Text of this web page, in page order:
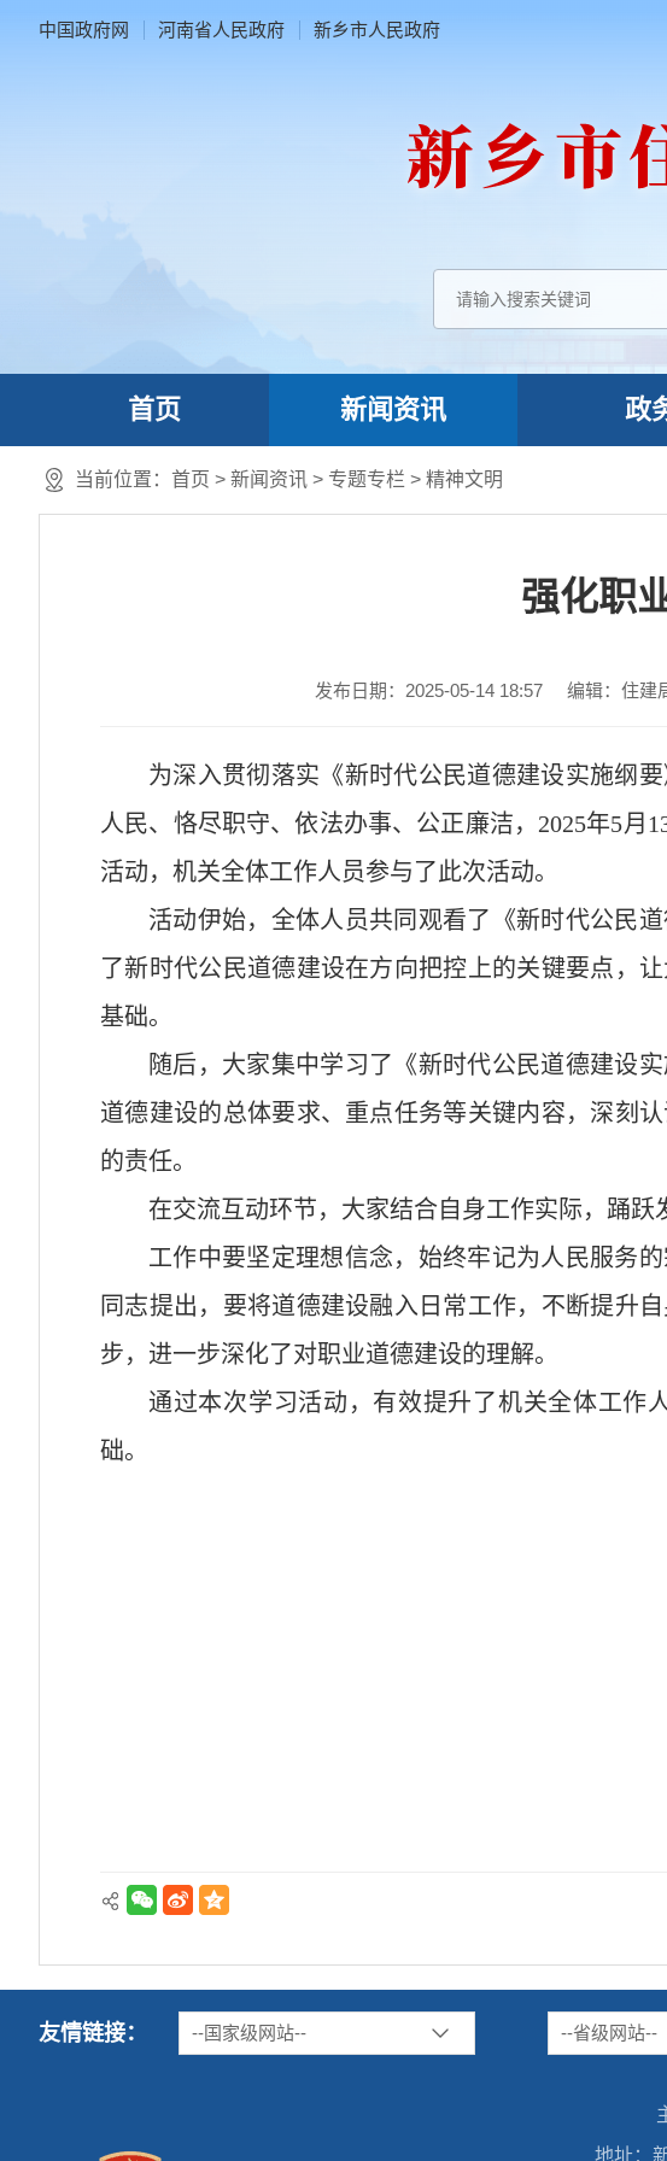
中国政府网 河南省人民政府 新乡市人民政府
首页 新闻资讯 政
当前位置： 首页 > 新闻资讯 > 专题专栏 > 精神文明
强化职
发布日期：2025-05-14 18:57 编辑：住建
为深入贯彻落实《新时代公民道德建设实施纲
人民、恪尽职守、依法办事、公正廉洁，2025年5月
活动，机关全体工作人员参与了此次活动。​
活动伊始，全体人员共同观看了《新时代公民
了新时代公民道德建设在方向把控上的关键要点，
基础。​
随后，大家集中学习了《新时代公民道德建设
道德建设的总体要求、重点任务等关键内容，深刻
的责任。​
在交流互动环节，大家结合自身工作实际，踊
工作中要坚定理想信念，始终牢记为人民服务
同志提出，要将道德建设融入日常工作，不断提升
步，进一步深化了对职业道德建设的理解。​
通过本次学习活动，有效提升了机关全体工作
础。
友情链接： --国家级网站-- --省级网站--
地址：